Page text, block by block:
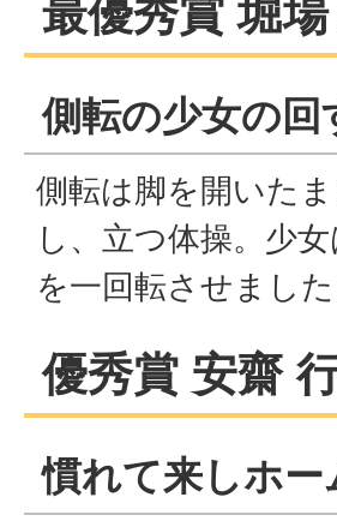
最優秀賞 堀
側転の少女の回
側転は脚を開いた
し、立つ体操。少
を一回転させまし
優秀賞 安齋
慣れて来しホ